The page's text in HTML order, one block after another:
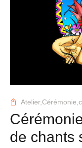
Atelier, Cérémonie,
de chants